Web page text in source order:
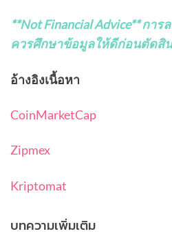
**Not Financial Advice**การ
ควรศึกษาข้อมูลให้ดีก่อนตัดสิ
อ้างอิงเนื้อหา
CoinMarketCap
Zipmex
Kriptomat
บทความเพิ่มเติม